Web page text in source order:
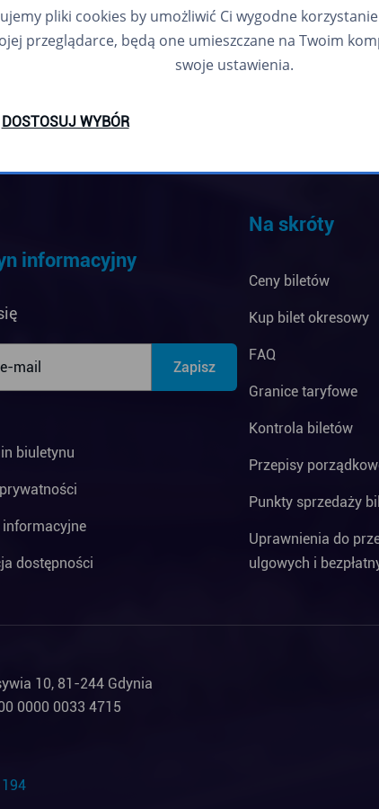
informacyjny
biuletynu
informacyjne
dostępności
Na skróty
Ceny biletów
Kup bilet okresowy
FAQ
Granice taryfowe
Kontrola biletów
Przepisy
Punkty sprzedaży
Uprawnienia do
ulgowych i
10, 81-244 Gdynia
0000 0033 4715
pliki cookies by umożliwić Ci wygodne
przeglądarce, będą one umieszczane na Twoim
swoje ustawienia.
DOSTOSUJ WYBÓR